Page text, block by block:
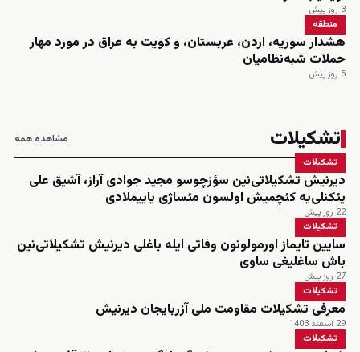
3 روز پیش
منطقه
هشدار سوریه، اردن، عربستان، و کویت به عراق در مورد مهار
حملات شبه‌نظامیان
5 روز پیش
تشکیلات مشاهده همه
تشکیلات
دیرنیش تشکیلاتی‌نین سؤزچوسو مجید جوادی آراز، آشیق علی
یئکنلی‌یه کئچمیش اولسون مئساژی یاییملادی
22 روز پیش
تشکیلات
سایین تایماز اورمولونون وفاتی ایله باغلی دیرنیش تشکیلاتی‌نین
باش ساغلیغی ساوی
27 روز پیش
تشکیلات
معرفی تشکیلات مقاومت ملی آزربایجان دیرنیش
29 اسفند 1403
تشکیلات